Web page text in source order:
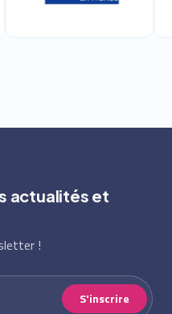
actualités et
!
S'inscrire